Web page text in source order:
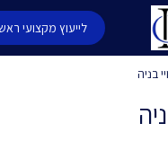
לייעוץ מקצועי ראשוני